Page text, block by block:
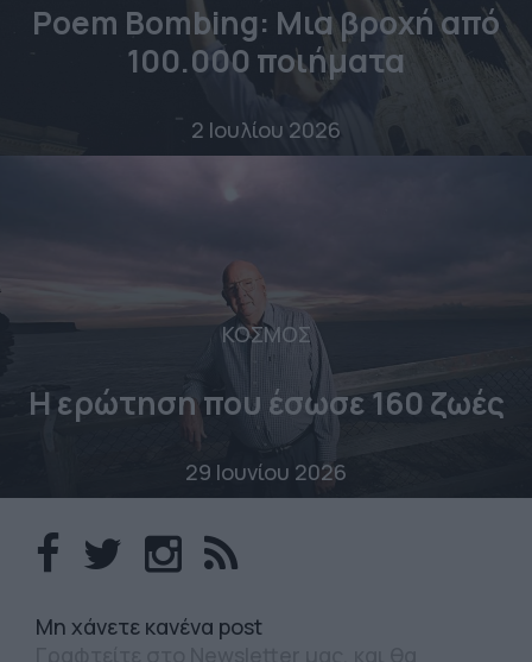
Poem Bombing: Mια βροχή από
100.000 ποιήματα
2 Ιουλίου 2026
ΚΟΣΜΟΣ
Η ερώτηση που έσωσε 160 ζωές
29 Ιουνίου 2026
Mη χάνετε κανένα post